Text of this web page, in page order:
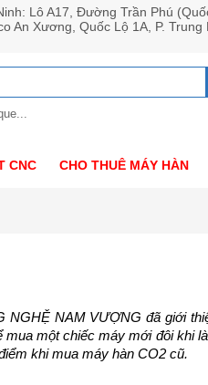
Lô A17, Đường Trần Phú
An Xương, Quốc Lộ 1A, P. Trung
CNC CHO THUÊ MÁY HÀN
NAM VƯỢNG đã giới
một chiếc máy mới đôi khi
khi mua máy hàn CO2 cũ.